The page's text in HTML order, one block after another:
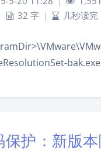
32 字 | 几秒读完
bak.exe
保护：新版